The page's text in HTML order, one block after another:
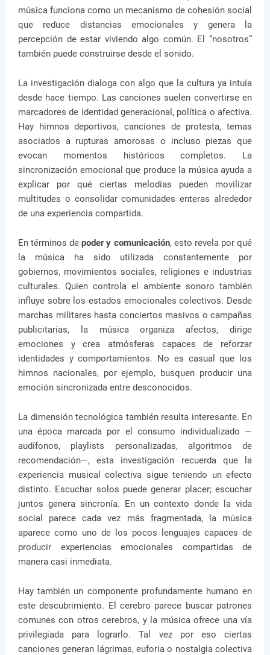
música funciona como un mecanismo de cohesión social
que reduce distancias emocionales y genera la
percepción de estar viviendo algo común. El “nosotros”
también puede construirse desde el sonido.
La investigación dialoga con algo que la cultura ya intuía
desde hace tiempo. Las canciones suelen convertirse en
marcadores de identidad generacional, política o afectiva.
Hay himnos deportivos, canciones de protesta, temas
asociados a rupturas amorosas o incluso piezas que
evocan momentos históricos completos. La
sincronización emocional que produce la música ayuda a
explicar por qué ciertas melodías pueden movilizar
multitudes o consolidar comunidades enteras alrededor
de una experiencia compartida.
En términos depoder y comunicación, esto revela por qué
la música ha sido utilizada constantemente por
gobiernos, movimientos sociales, religiones e industrias
culturales. Quien controla el ambiente sonoro también
influye sobre los estados emocionales colectivos. Desde
marchas militares hasta conciertos masivos o campañas
publicitarias, la música organiza afectos, dirige
emociones y crea atmósferas capaces de reforzar
identidades y comportamientos. No es casual que los
himnos nacionales, por ejemplo, busquen producir una
emoción sincronizada entre desconocidos.
La dimensión tecnológica también resulta interesante. En
una época marcada por el consumo individualizado —
audífonos, playlists personalizadas, algoritmos de
recomendación—, esta investigación recuerda que la
experiencia musical colectiva sigue teniendo un efecto
distinto. Escuchar solos puede generar placer; escuchar
juntos genera sincronía. En un contexto donde la vida
social parece cada vez más fragmentada, la música
aparece como uno de los pocos lenguajes capaces de
producir experiencias emocionales compartidas de
manera casi inmediata.
Hay también un componente profundamente humano en
este descubrimiento. El cerebro parece buscar patrones
comunes con otros cerebros, y la música ofrece una vía
privilegiada para lograrlo. Tal vez por eso ciertas
canciones generan lágrimas, euforia o nostalgia colectiva